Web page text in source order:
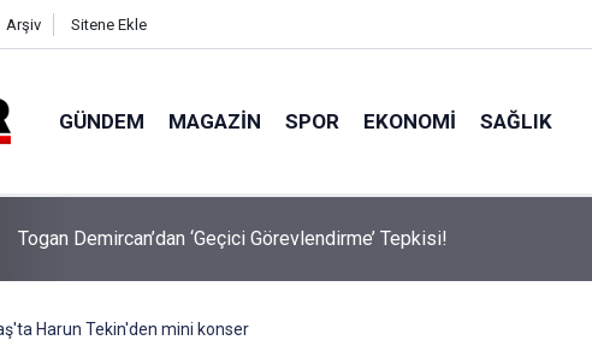
Arşiv Sitene Ekle
GÜNDEM MAGAZIN SPOR EKONOMI SAĞLIK
Sıcak Havalarda Ödem Şikayetini Hafife Almayın!
Harun Tekin'den mini konser